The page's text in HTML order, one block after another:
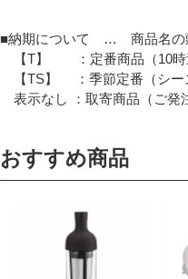
■納期について … 商品名の頭
【T】 ：定番商品（10時
【TS】 ：季節定番（シー
表示なし ：取寄商品（ご発
おすすめ商品